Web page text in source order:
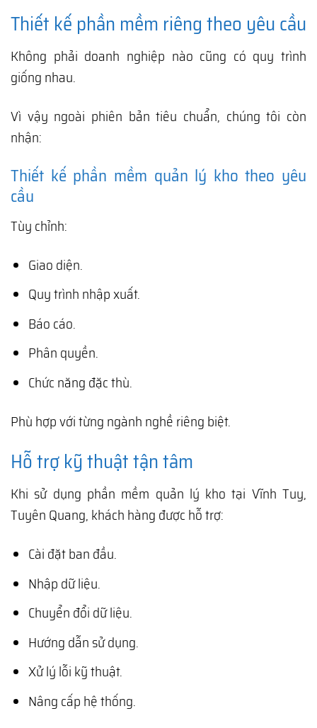
Thiết kế phần mềm riêng theo yêu cầu
Không phải doanh nghiệp nào cũng có quy trình
giống nhau.
Vì vậy ngoài phiên bản tiêu chuẩn, chúng tôi còn
nhận:
Thiết kế phần mềm quản lý kho theo yêu
cầu
Tùy chỉnh:
Giao diện.
Quy trình nhập xuất.
Báo cáo.
Phân quyền.
Chức năng đặc thù.
Phù hợp với từng ngành nghề riêng biệt.
Hỗ trợ kỹ thuật tận tâm
Khi sử dụng phần mềm quản lý kho tại Vĩnh Tuy,
Tuyên Quang, khách hàng được hỗ trợ:
Cài đặt ban đầu.
Nhập dữ liệu.
Chuyển đổi dữ liệu.
Hướng dẫn sử dụng.
Xử lý lỗi kỹ thuật.
Nâng cấp hệ thống.